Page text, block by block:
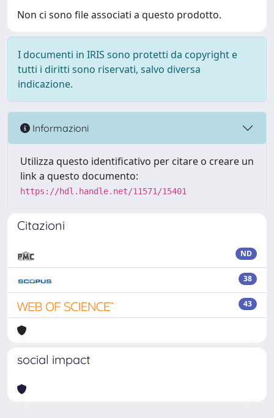
Non ci sono file associati a questo prodotto.
I documenti in IRIS sono protetti da copyright e
tutti i diritti sono riservati, salvo diversa
indicazione.
Informazioni
Utilizza questo identificativo per citare o creare un
link a questo documento:
https://hdl.handle.net/11571/15401
Citazioni
ND
38
43
social impact